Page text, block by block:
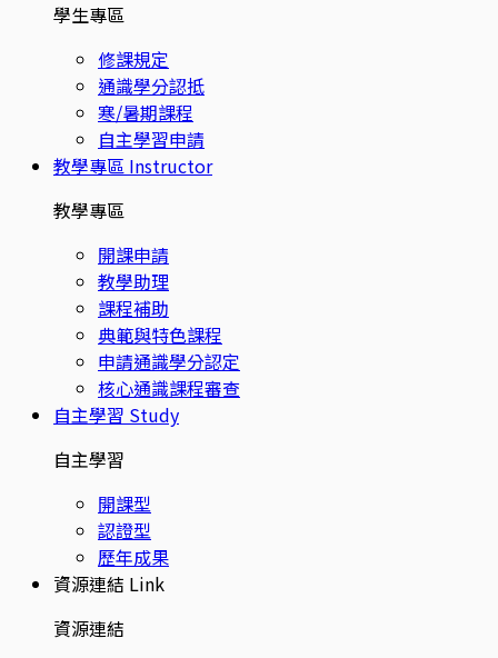
學生專區
修課規定
通識學分認抵
寒/暑期課程
自主學習申請
教學專區 Instructor
教學專區
開課申請
教學助理
課程補助
典範與特色課程
申請通識學分認定
核心通識課程審查
自主學習 Study
自主學習
開課型
認證型
歷年成果
資源連結 Link
資源連結